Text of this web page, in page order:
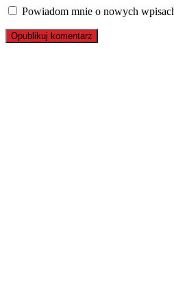
Powiadom mnie o nowych